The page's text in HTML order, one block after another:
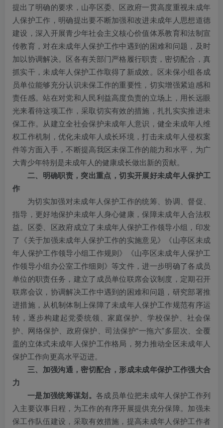
提出了明确的要求，山亭区委、区政府一贯高度重视未成年
人保护工作，明确提出要不断加强和改进未成年人思想道德
建设，深入开展青少年社会主义核心价值体系教育和法制宣
传教育，对在未成年人保护工作中遇到的困难和问题，及时
加以协调解决。区各有关部门严格履行职责，密切配合，真
抓实干，未成年人保护工作取得了新成效。区未保小组各成
员单位能够充分认识未保工作的重要性，切实增强紧迫感和
责任感。站在对党和人民利益高度负责的立场上，用长远眼
光来看待这项工作，采取切实有效的措施，扎扎实实推进未
保工作。从建立全社会保护未成年人意识，健全未成年人维
权工作机制，优化未成年人成长环境，打击未成年人侵权案
件等方面入手，不断提高我区未保工作的能力和水平，为广
大青少年特别是未成年人的健康成长做出新的贡献。
二、明确职责，突出重点，切实开展好未成年人保护工
作
为切实加强对未成年人保护工作的统筹、协调、督促、
指导，更好地保护未成年人身心健康，保障未成年人合法权
益。区委、区政府成立了未成年人保护工作领导小组，印发
了《关于加强未成年人保护工作的实施意见》《山亭区未成
年人保护工作领导小组工作规则》《山亭区未成年人保护工
作领导小组办公室工作细则》等文件，进一步明确了各成员
单位的职责任务，建立了成员单位联席会议制度，定期召开
联席会议，协调解决工作中遇到的困难和问题，研究部署推
进措施，从机制体制上保障了未成年人保护工作规范有序运
转，逐步构建起党委统领、家庭保护、学校保护、社会保
护、网络保护、政府保护、司法保护“一拖六”多层次、全覆
盖的立体式未成年人保护工作格局，努力推动全区未成年人
保护工作向更高水平迈进。
三、加强沟通，密切配合，形成未成年保护工作强大合
力
一是加强统筹谋划。各成员单位把未成年人保护工作列
入主要议事日程，为工作的有序开展提供充分保障。加强未
保工作队伍建设，采取有效措施，提高未成年人保护工作者